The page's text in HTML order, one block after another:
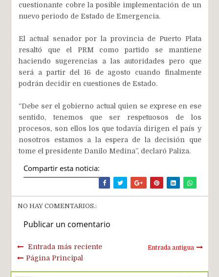
cuestionante cobre la posible implementación de un
nuevo periodo de Estado de Emergencia.
El actual senador por la provincia de Puerto Plata
resaltó que el PRM como partido se mantiene
haciendo sugerencias a las autoridades pero que
será a partir del 16 de agosto cuando finalmente
podrán decidir en cuestiones de Estado.
“Debe ser el gobierno actual quien se exprese en ese
sentido, tenemos que ser respetuosos de los
procesos, son ellos los que todavía dirigen el país y
nosotros estamos a la espera de la decisión que
tome el presidente Danilo Medina”, declaró Paliza.
Compartir esta noticia:
NO HAY COMENTARIOS.:
Publicar un comentario
Entrada más reciente Entrada antigua
Página Principal